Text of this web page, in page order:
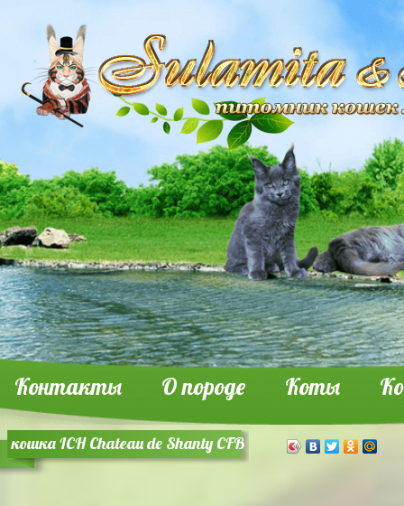
Контакты О породе Коты
кошка ICH Chateau de Shanty CFB